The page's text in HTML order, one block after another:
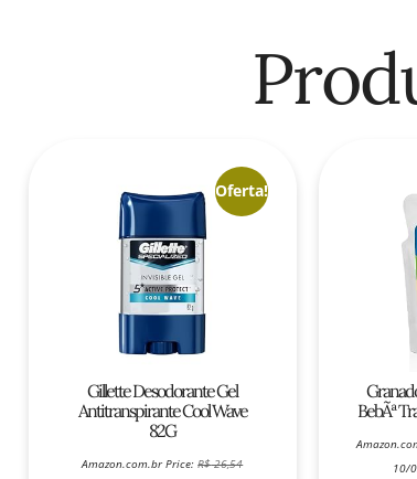
Oferta!
Gillette Desodorante Gel
Antitranspirante Cool Wave
82G
Amazon.com.br Price:R$26,54
BebÃª
10/